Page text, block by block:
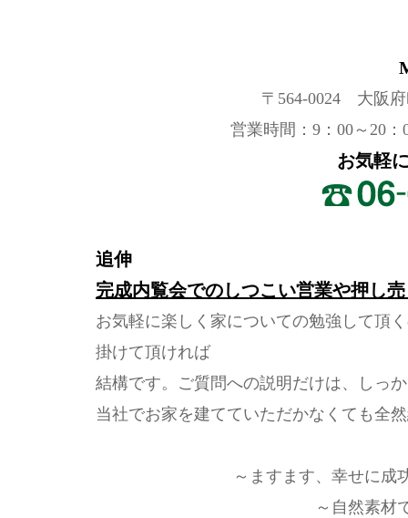
〒564-0024 大阪
営業時間：9：00～20
お気軽
追伸
完成内覧会でのしつこい営業や押し
お気軽に楽しく家についての勉強して頂
掛けて頂ければ
結構です。ご質問への説明だけは、しっ
当社でお家を建てていただかなくても全
～ますます、幸せに成
～自然素材